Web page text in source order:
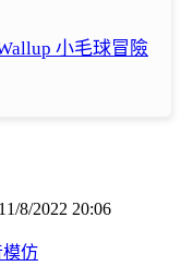
小毛球冒險
8/2022 20:06
仿